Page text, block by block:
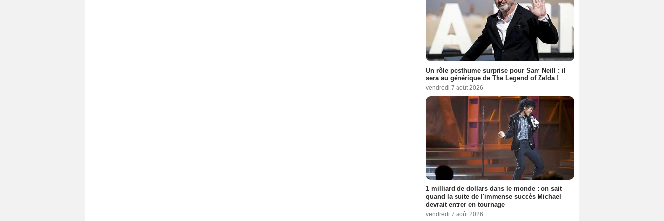
Un rôle posthume surprise pour Sam Neill : il
sera au générique de The Legend of Zelda !
vendredi 7 août 2026
1 milliard de dollars dans le monde : on sait
quand la suite de l'immense succès Michael
devrait entrer en tournage
vendredi 7 août 2026